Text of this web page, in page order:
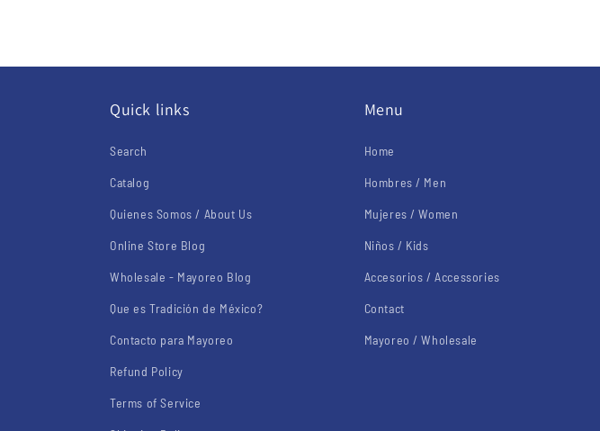
Quick links
Search
Catalog
Quienes Somos / About Us
Online Store Blog
Wholesale - Mayoreo Blog
Que es Tradición de México?
Contacto para Mayoreo
Refund Policy
Terms of Service
Menu
Home
Hombres / Men
Mujeres / Women
Niños / Kids
Accesorios / Accessories
Contact
Mayoreo / Wholesale